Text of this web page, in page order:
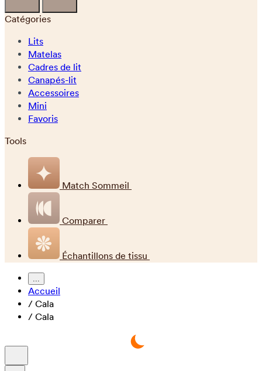
Catégories
Lits
Matelas
Cadres de lit
Canapés-lit
Accessoires
Mini
Favoris
Tools
Match Sommeil
Comparer
Échantillons de tissu
...
Accueil
/ Cala
/ Cala